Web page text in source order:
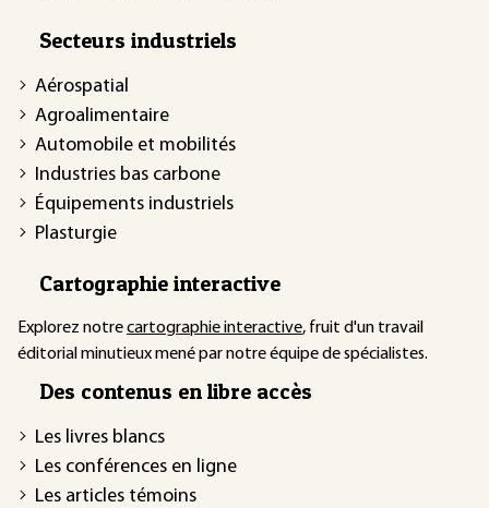
Secteurs industriels
Aérospatial
Agroalimentaire
Automobile et mobilités
Industries bas carbone
Équipements industriels
Plasturgie
Cartographie interactive
Explorez notrecartographie interactive, fruit d'un travail
éditorial minutieux mené par notre équipe de spécialistes.
Des contenus en libre accès
Les livres blancs
Les conférences en ligne
Les articles témoins